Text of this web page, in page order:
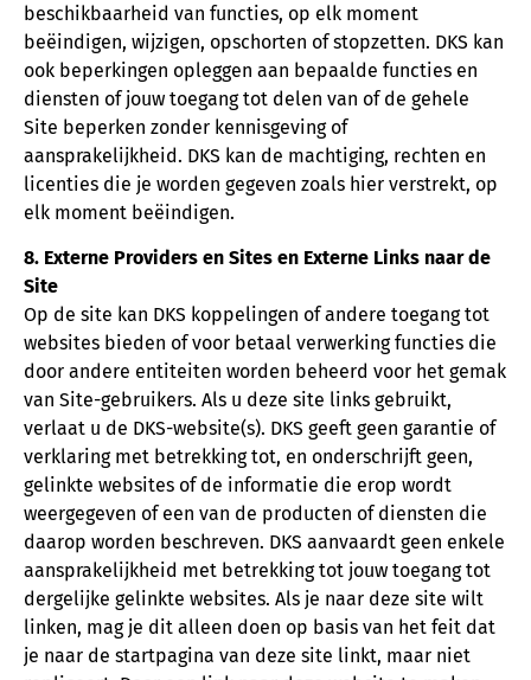
beschikbaarheid van functies, op elk moment
beëindigen, wijzigen, opschorten of stopzetten. DKS kan
ook beperkingen opleggen aan bepaalde functies en
diensten of jouw toegang tot delen van of de gehele
Site beperken zonder kennisgeving of
aansprakelijkheid. DKS kan de machtiging, rechten en
licenties die je worden gegeven zoals hier verstrekt, op
elk moment beëindigen.
8. Externe Providers en Sites en Externe Links naar de
Site
Op de site kan DKS koppelingen of andere toegang tot
websites bieden of voor betaal verwerking functies die
door andere entiteiten worden beheerd voor het gemak
van Site-gebruikers. Als u deze site links gebruikt,
verlaat u de DKS-website(s). DKS geeft geen garantie of
verklaring met betrekking tot, en onderschrijft geen,
gelinkte websites of de informatie die erop wordt
weergegeven of een van de producten of diensten die
daarop worden beschreven. DKS aanvaardt geen enkele
aansprakelijkheid met betrekking tot jouw toegang tot
dergelijke gelinkte websites. Als je naar deze site wilt
linken, mag je dit alleen doen op basis van het feit dat
je naar de startpagina van deze site linkt, maar niet